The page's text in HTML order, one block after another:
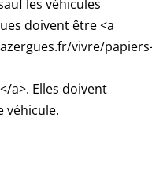
les véhicules
doivent être <a
vivre/
a>. Elles doivent
véhicule.